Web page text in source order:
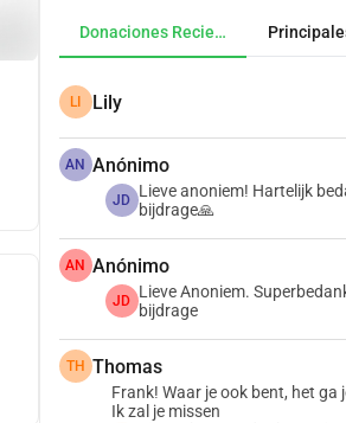
Donaciones Recientes
LI Lily
AN Anónimo
JD Lieve anoniem! Hartelijk
bijdrage🙏
AN Anónimo
JD Lieve Anoniem.
bijdrage
TH Thomas
Frank! Waar je ook bent, het ga
Ik zal je missen